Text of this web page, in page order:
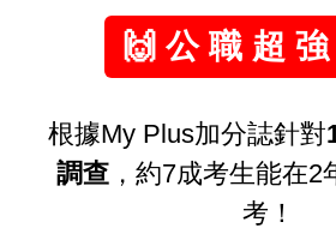
🙌 公 職 超 強
根據My Plus加分誌針對
調查 ，約7成考生能在
考！